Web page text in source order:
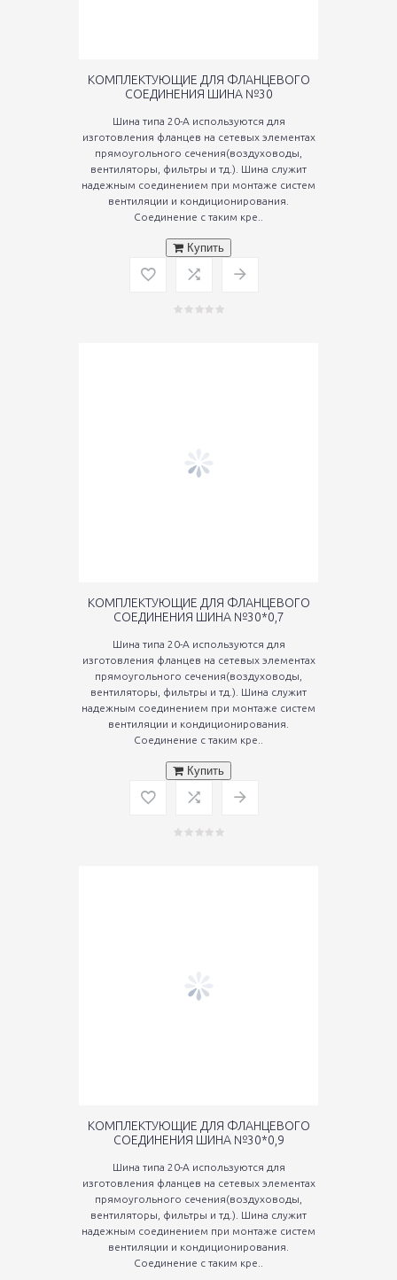
КОМПЛЕКТУЮЩИЕ ДЛЯ ФЛАНЦЕВОГО
СОЕДИНЕНИЯ ШИНА №30
Шина типа 20-А используются для
изготовления фланцев на сетевых элементах
прямоугольного сечения(воздуховоды,
вентиляторы, фильтры и тд.). Шина служит
надежным соединением при монтаже систем
вентиляции и кондиционирования.
Соединение с таким кре..
Купить
КОМПЛЕКТУЮЩИЕ ДЛЯ ФЛАНЦЕВОГО
СОЕДИНЕНИЯ ШИНА №30*0,7
Шина типа 20-А используются для
изготовления фланцев на сетевых элементах
прямоугольного сечения(воздуховоды,
вентиляторы, фильтры и тд.). Шина служит
надежным соединением при монтаже систем
вентиляции и кондиционирования.
Соединение с таким кре..
Купить
КОМПЛЕКТУЮЩИЕ ДЛЯ ФЛАНЦЕВОГО
СОЕДИНЕНИЯ ШИНА №30*0,9
Шина типа 20-А используются для
изготовления фланцев на сетевых элементах
прямоугольного сечения(воздуховоды,
вентиляторы, фильтры и тд.). Шина служит
надежным соединением при монтаже систем
вентиляции и кондиционирования.
Соединение с таким кре..